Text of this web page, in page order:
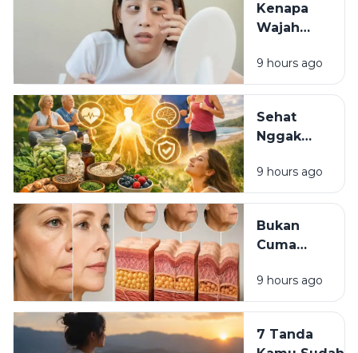
Luka Masa
Lalu?
Kenapa
Wajah
Lelah
Meski
Pakai
Skincare
9 hours ago
Sehat
Nggak
Mahal:
Kebiasaan
yang Bisa
Dimulai
9 hours ago
Bukan
Cuma
7
Kebiasaan
Diam-
9 hours ago
7 Tanda